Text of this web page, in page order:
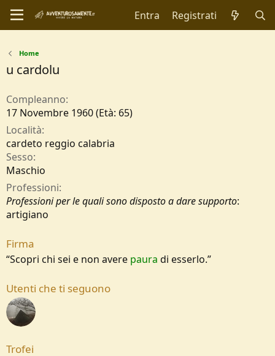
Entra Registrati
Home
u cardolu
Compleanno
17 Novembre 1960 (Età: 65)
Località
cardeto reggio calabria
Sesso
Maschio
Professioni
Professioni per le quali sono disposto a dare supporto:
artigiano
Firma
“Scopri chi sei e non avere paura di esserlo.”
Utenti che ti seguono
Trofei